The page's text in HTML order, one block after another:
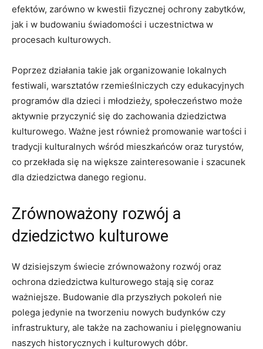
efektów, zarówno w ‌kwestii fizycznej ochrony zabytków,
⁢jak i w ⁢budowaniu świadomości i uczestnictwa w
procesach kulturowych.
Poprzez działania takie jak organizowanie lokalnych
festiwali, ⁤warsztatów rzemieślniczych ​czy edukacyjnych
programów‌ dla dzieci i młodzieży, społeczeństwo może
aktywnie⁣ przyczynić się ‍do‌ zachowania dziedzictwa
kulturowego. Ważne jest również promowanie wartości ⁤i
tradycji kulturalnych wśród mieszkańców oraz turystów,
co przekłada się ⁣na większe‍ zainteresowanie i szacunek
⁢dla dziedzictwa danego ⁤regionu.
Zrównoważony rozwój a⁤
dziedzictwo kulturowe
W dzisiejszym świecie zrównoważony rozwój⁣ oraz
⁢ochrona ⁢dziedzictwa​ kulturowego stają się coraz
ważniejsze. Budowanie dla przyszłych pokoleń nie
polega ​jedynie ⁤na tworzeniu‍ nowych​ budynków czy
infrastruktury, ‌ale także na zachowaniu i pielęgnowaniu
naszych historycznych⁣ i kulturowych dóbr.